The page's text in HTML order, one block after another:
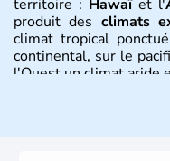
territoire : Hawaïet l'
produit des climats
climat tropical
continental, sur le
l'Ouest un climat aride